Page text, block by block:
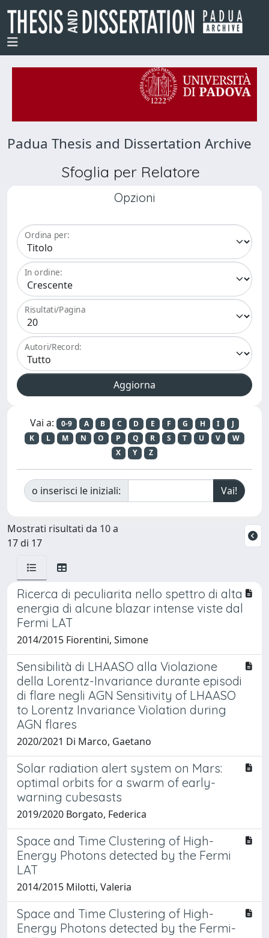
Padua Thesis and Dissertation Archive
Sfoglia per Relatore
Opzioni
Ordina per:
In ordine:
Risultati/Pagina
Autori/Record:
Vai a: 0-9 A B C D E F G H I
J
K
L M N O P Q R S T U V
W
X
Y Z
o inserisci le iniziali:
Mostrati risultati da 10 a
17 di 17
Ricerca di peculiarita nello spettro di alta
energia di alcune blazar intense viste dal
Fermi LAT
2014/2015 Fiorentini, Simone
Sensibilità di LHAASO alla Violazione
della Lorentz-Invariance durante episodi
di flare negli AGN Sensitivity of LHAASO
to Lorentz Invariance Violation during
AGN flares
2020/2021 Di Marco, Gaetano
Solar radiation alert system on Mars:
optimal orbits for a swarm of early-
warning cubesasts
2019/2020 Borgato, Federica
Space and Time Clustering of High-
Energy Photons detected by the Fermi
LAT
2014/2015 Milotti, Valeria
Space and Time Clustering of High-
Energy Photons detected by the Fermi-